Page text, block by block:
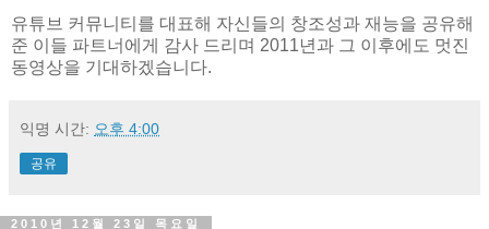
유튜브 커뮤니티를 대표해 자신들의 창조성과 재능을 공유해
준 이들 파트너에게 감사 드리며 2011년과 그 이후에도 멋진
동영상을 기대하겠습니다.
익명 시간: 오후 4:00
공유
2010년 12월 23일 목요일